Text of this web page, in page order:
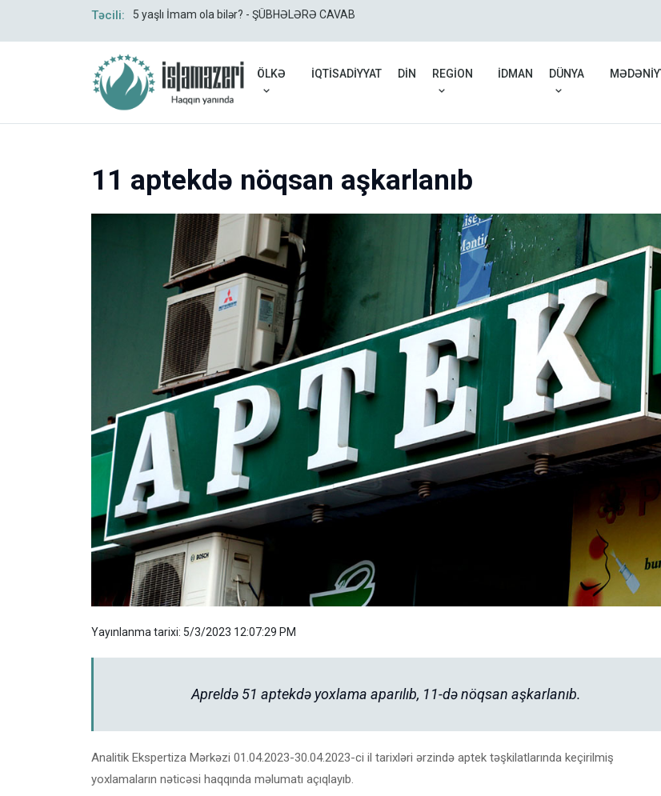
Təcili: 5 yaşlı İmam ola bilər? - ŞÜBHƏLƏRƏ CAVAB
Rusiyadan
ÖLKƏ İQTİSADİYYAT DİN REGİON İDMAN DÜNYA
11 aptekdə nöqsan aşkarlanıb
Yayınlanma tarixi: 5/3/2023 12:07:29 PM
Apreldə 51 aptekdə yoxlama aparılıb, 11-də nöqsan aşkarlanıb.
Analitik Ekspertiza Mərkəzi 01.04.2023-30.04.2023-ci il tarixləri ərzində aptek təşkilatlarında keçirilmiş
yoxlamaların nəticəsi haqqında məlumatı açıqlayıb.